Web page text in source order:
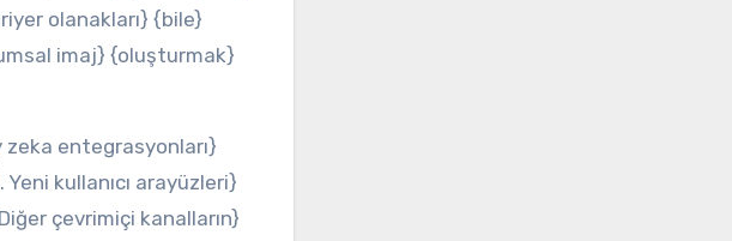
olanakları} {bile}
imaj} {oluşturmak}
zeka entegrasyonları}
kullanıcı arayüzleri}
çevrimiçi kanalların}